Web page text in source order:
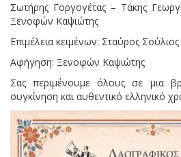
Σωτήρης Γοργογέτας – Τάκης
Ξενοφών Καψιώτης
Επιμέλεια κειμένων: Σταύρος Σούλιος
Αφήγηση: Ξενοφών Καψιώτης
Σας περιμένουμε όλους σε μια
συγκίνηση και αυθεντικό ελληνικό